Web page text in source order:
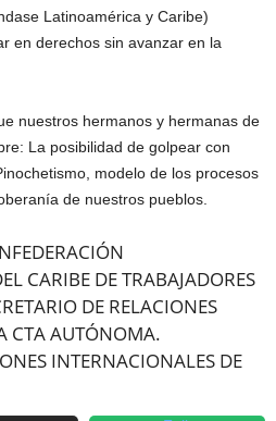
Latinoamérica y Caribe)
en derechos sin avanzar en la
nuestros hermanos y hermanas de
La posibilidad de golpear con
modelo de los procesos
de nuestros pueblos.
CARIBE DE TRABAJADORES
DE RELACIONES
CTA AUTÓNOMA.
INTERNACIONALES DE